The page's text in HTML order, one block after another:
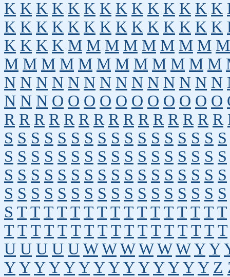
K K K K K K K K K K K K K K
K K K K K K K K K K K K K K
K K K K M M M M M M M M M
M M M M M M M M M M M M
N N N N N N N N N N N N N N
N N N O O O O O O O O O O O
R R R R R R R R R R R R R R R
S S S S S S S S S S S S S S S S S
S S S S S S S S S S S S S S S S S
S S S S S S S S S S S S S S S S S
S S S S S S S S S S S S S S S S S
S T T T T T T T T T T T T T T T T
T T T T T T T T T T T T T T T T T
U U U U U W W W W W W Y Y
Y Y Y Y Y Y Y Y Y Y Y Y Y Y Z